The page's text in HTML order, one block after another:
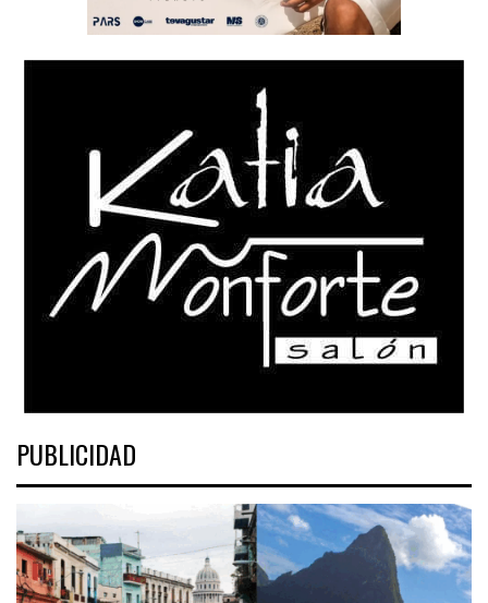
PUBLICIDAD